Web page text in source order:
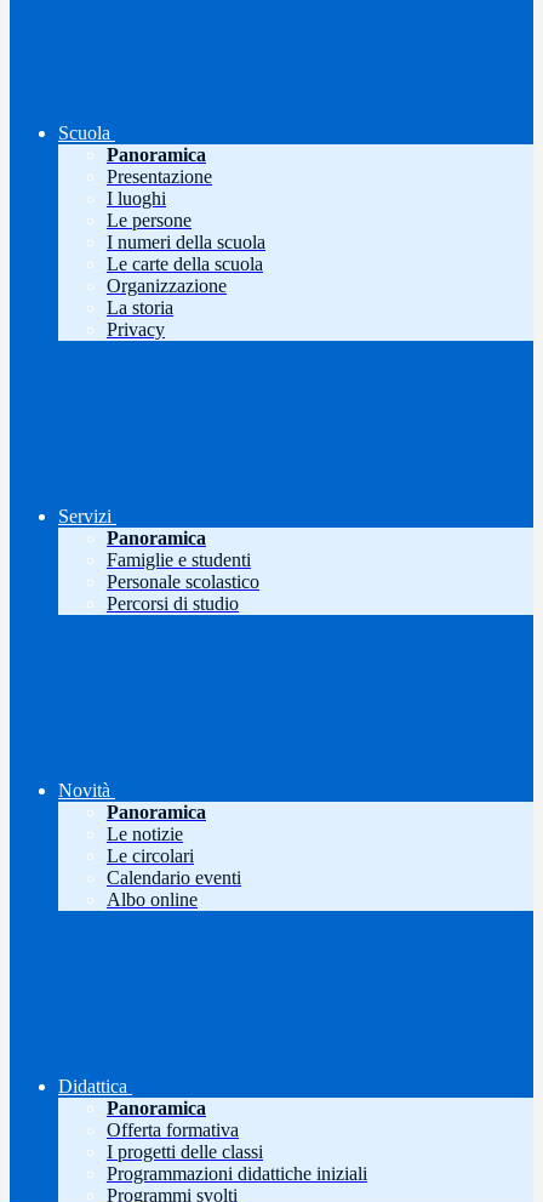
Scuola
Panoramica
Presentazione
I luoghi
Le persone
I numeri della scuola
Le carte della scuola
Organizzazione
La storia
Privacy
Servizi
Panoramica
Famiglie e studenti
Personale scolastico
Percorsi di studio
Novità
Panoramica
Le notizie
Le circolari
Calendario eventi
Albo online
Didattica
Panoramica
Offerta formativa
I progetti delle classi
Programmazioni didattiche iniziali
Programmi svolti